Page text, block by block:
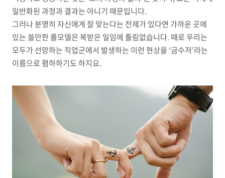
일반화된 과정과 결과는 아니기 때문입니다.
그러나 분명히 자신에게 잘 맞는다는 전제가 있다면 가까운 곳에
있는 쓸만한 롤모델은 복받은 일임에 틀림없습니다. 때로 우리는
모두가 선망하는 직업군에서 발생하는 이런 현상을 ‘금수저’라는
이름으로 폄하하기도 하지요.